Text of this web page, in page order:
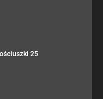
25